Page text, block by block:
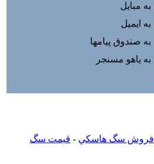
مبايل
ايميل
به صندوق پيامها
به ياهو مسنجر
فروش سگ هاسکي - قیمت سگ